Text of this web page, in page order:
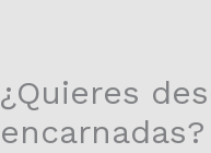
¿Quieres
encarnadas?